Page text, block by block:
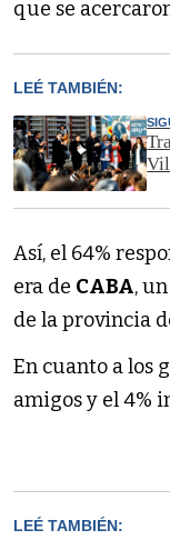
que se
LEÉ TAMBIÉN:
Así, el 64%
era de CABA,
de la provincia
En cuanto a los
amigos y el 4%
LEÉ TAMBIÉN: